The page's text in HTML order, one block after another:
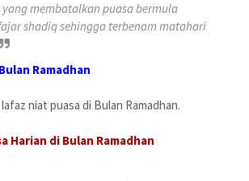
membatalkan puasa bermula
shadiq sehingga terbenam matahari
Ramadhan
niat puasa di Bulan Ramadhan.
Harian di Bulan Ramadhan